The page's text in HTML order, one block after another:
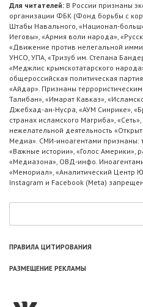
Для читателей: В России признаны
организации ФБК (Фонд борьбы с
Штабы Навального, «Национал-
Иеговы», «Армия воли народа»,
«Движение против нелегальной
УНСО, УПА, «Тризуб им. Степана
«Меджлис крымскотатарского
общероссийская политическая
«Айдар». Признаны
Талибан», «Имарат Кавказ»,
Джебхад-ан-Нусра, «АУМ Синрике»,
странах исламского Магриба»,
нежелательной деятельность
Медиа». СМИ-иноагентами признаны:
«Важные истории», «Голос Америки»,
«Медиазона», ОВД-инфо.
«Мемориал», «Аналитический Центр
Instagram и Facebook (Metа)
ПРАВИЛА ЦИТИРОВАНИЯ
РАЗМЕЩЕНИЕ РЕКЛАМЫ